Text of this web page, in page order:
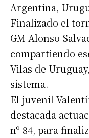
Argentina,
Finalizado el
GM Alonso
compartiendo
Vilas de
sistema.
El juvenil
destacada
nº 84, para